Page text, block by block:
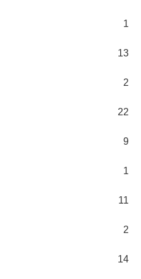
1
13
2
22
9
1
11
2
14